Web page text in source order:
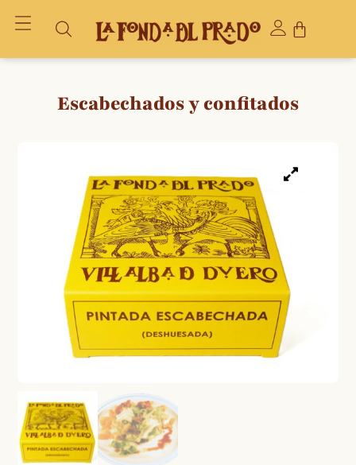
Escabechados y confitados